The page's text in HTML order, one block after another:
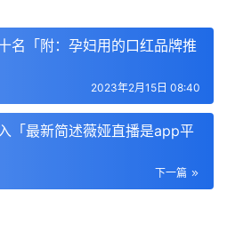
名「附：孕妇用的口红品牌推
2023年2月15日 08:40
「最新简述薇娅直播是app平
下一篇